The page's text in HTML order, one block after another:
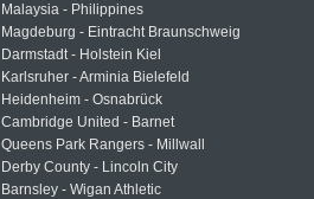
Malaysia - Philippines
Magdeburg - Eintracht Braunschweig
Darmstadt - Holstein Kiel
Karlsruher - Arminia Bielefeld
Heidenheim - Osnabrück
Cambridge United - Barnet
Queens Park Rangers - Millwall
Derby County - Lincoln City
Barnsley - Wigan Athletic